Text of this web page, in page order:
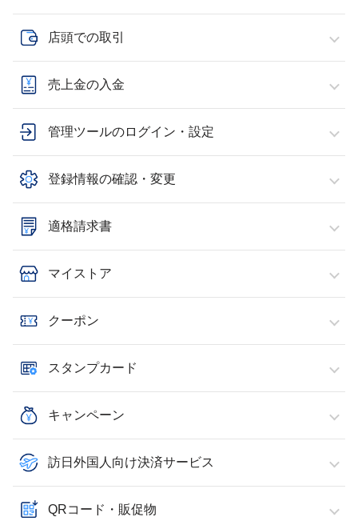
店頭での取引
売上金の入金
管理ツールのログイン・設定
登録情報の確認・変更
適格請求書
マイストア
クーポン
スタンプカード
キャンペーン
訪日外国人向け決済サービス
QRコード・販促物